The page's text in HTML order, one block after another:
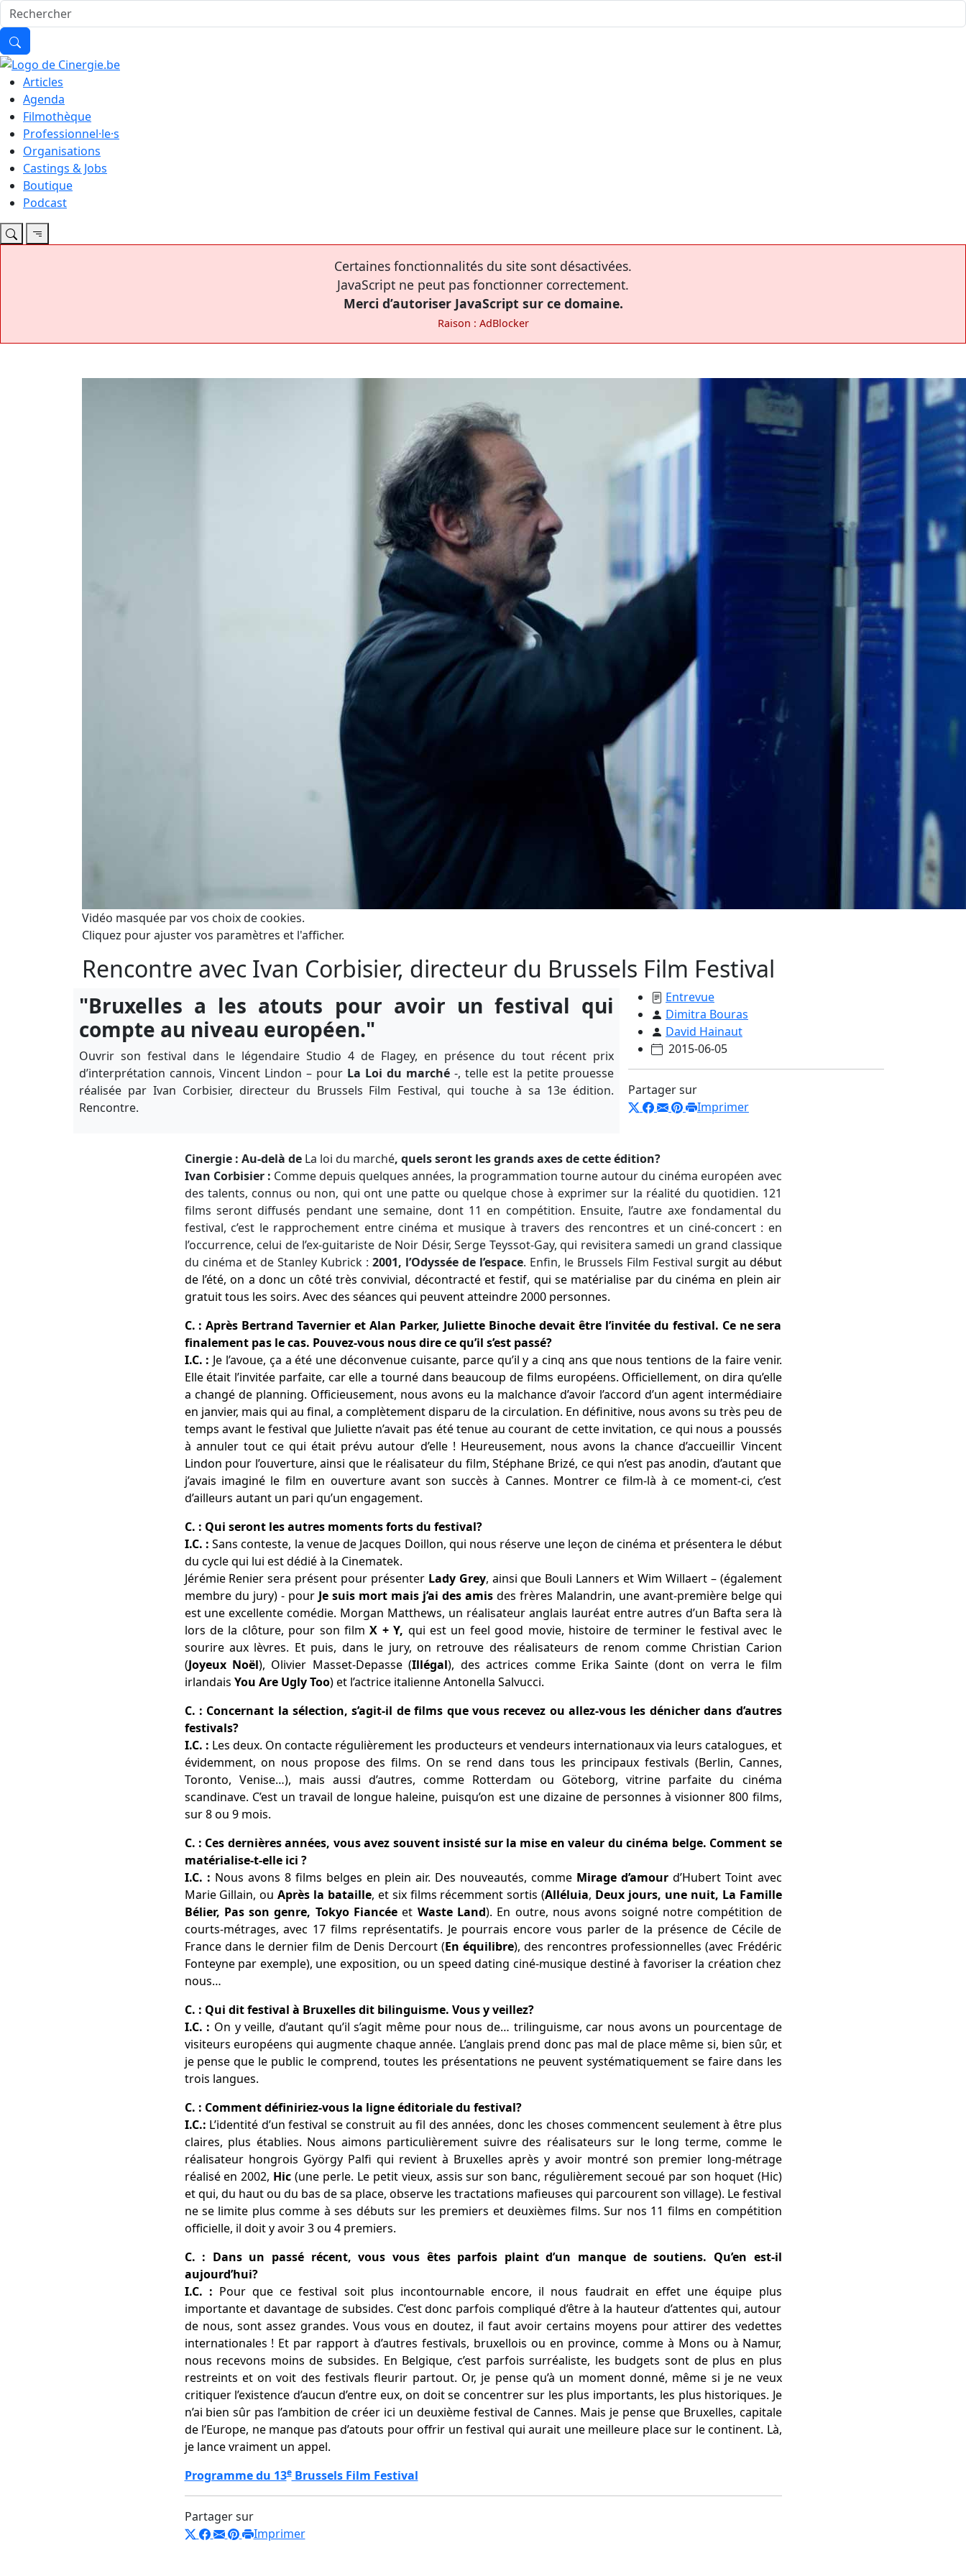
Articles
Agenda
Filmothèque
Professionnel·le·s
Organisations
Castings & Jobs
Boutique
Podcast
Certaines fonctionnalités du site sont désactivées.
JavaScript ne peut pas fonctionner correctement.
Merci d’autoriser JavaScript sur ce domaine.
Raison : AdBlocker
Vidéo masquée par vos choix de cookies.
Cliquez pour ajuster vos paramètres et l'afficher.
Rencontre avec Ivan Corbisier, directeur du Brussels Film Festival
"Bruxelles a les atouts pour avoir un festival qui
compte au niveau européen."
Ouvrir son festival dans le légendaire Studio 4 de Flagey, en présence du tout récent prix
d’interprétation cannois, Vincent Lindon – pour La Loi du marché -, telle est la petite prouesse
réalisée par Ivan Corbisier, directeur du Brussels Film Festival, qui touche à sa 13e édition.
Rencontre.
Entrevue
Dimitra Bouras
David Hainaut
2015-06-05
Partager sur
Imprimer
Cinergie : Au-delà de La loi du marché, quels seront les grands axes de cette édition?
Ivan Corbisier : Comme depuis quelques années, la programmation tourne autour du cinéma européen avec
des talents, connus ou non, qui ont une patte ou quelque chose à exprimer sur la réalité du quotidien. 121
films seront diffusés pendant une semaine, dont 11 en compétition. Ensuite, l’autre axe fondamental du
festival, c’est le rapprochement entre cinéma et musique à travers des rencontres et un ciné-concert : en
l’occurrence, celui de l’ex-guitariste de Noir Désir, Serge Teyssot-Gay, qui revisitera samedi un grand classique
du cinéma et de Stanley Kubrick : 2001, l’Odyssée de l’espace. Enfin, le Brussels Film Festival surgit au début
de l’été, on a donc un côté très convivial, décontracté et festif, qui se matérialise par du cinéma en plein air
gratuit tous les soirs. Avec des séances qui peuvent atteindre 2000 personnes.
C. : Après Bertrand Tavernier et Alan Parker, Juliette Binoche devait être l’invitée du festival. Ce ne sera
finalement pas le cas. Pouvez-vous nous dire ce qu’il s’est passé?
I.C. : Je l’avoue, ça a été une déconvenue cuisante, parce qu’il y a cinq ans que nous tentions de la faire venir.
Elle était l’invitée parfaite, car elle a tourné dans beaucoup de films européens. Officiellement, on dira qu’elle
a changé de planning. Officieusement, nous avons eu la malchance d’avoir l’accord d’un agent intermédiaire
en janvier, mais qui au final, a complètement disparu de la circulation. En définitive, nous avons su très peu de
temps avant le festival que Juliette n’avait pas été tenue au courant de cette invitation, ce qui nous a poussés
à annuler tout ce qui était prévu autour d’elle ! Heureusement, nous avons la chance d’accueillir Vincent
Lindon pour l’ouverture, ainsi que le réalisateur du film, Stéphane Brizé, ce qui n’est pas anodin, d’autant que
j’avais imaginé le film en ouverture avant son succès à Cannes. Montrer ce film-là à ce moment-ci, c’est
d’ailleurs autant un pari qu’un engagement.
C. : Qui seront les autres moments forts du festival?
I.C. : Sans conteste, la venue de Jacques Doillon, qui nous réserve une leçon de cinéma et présentera le début
du cycle qui lui est dédié à la Cinematek.
Jérémie Renier sera présent pour présenter Lady Grey, ainsi que Bouli Lanners et Wim Willaert – (également
membre du jury) - pour Je suis mort mais j’ai des amis des frères Malandrin, une avant-première belge qui
est une excellente comédie. Morgan Matthews, un réalisateur anglais lauréat entre autres d’un Bafta sera là
lors de la clôture, pour son filmX + Y, qui est un feel good movie, histoire de terminer le festival avec le
sourire aux lèvres. Et puis, dans le jury, on retrouve des réalisateurs de renom comme Christian Carion
(Joyeux Noël), Olivier Masset-Depasse (Illégal), des actrices comme Erika Sainte (dont on verra le film
irlandais You Are Ugly Too) et l’actrice italienne Antonella Salvucci.
C. : Concernant la sélection, s’agit-il de films que vous recevez ou allez-vous les dénicher dans d’autres
festivals?
I.C. : Les deux. On contacte régulièrement les producteurs et vendeurs internationaux via leurs catalogues, et
évidemment, on nous propose des films. On se rend dans tous les principaux festivals (Berlin, Cannes,
Toronto, Venise…), mais aussi d’autres, comme Rotterdam ou Göteborg, vitrine parfaite du cinéma
scandinave. C’est un travail de longue haleine, puisqu’on est une dizaine de personnes à visionner 800 films,
sur 8 ou 9 mois.
C. : Ces dernières années, vous avez souvent insisté sur la mise en valeur du cinéma belge. Comment se
matérialise-t-elle ici ?
I.C. : Nous avons 8 films belges en plein air. Des nouveautés, comme Mirage d’amourd’Hubert Toint avec
Marie Gillain, ouAprès la bataille, et six films récemment sortis (Alléluia, Deux jours, une nuit, La Famille
Bélier, Pas son genre, Tokyo Fiancéeet Waste Land). En outre, nous avons soigné notre compétition de
courts-métrages, avec 17 films représentatifs. Je pourrais encore vous parler de la présence de Cécile de
France dans le dernier film de Denis Dercourt (En équilibre), des rencontres professionnelles (avec Frédéric
Fonteyne par exemple), une exposition, ou un speed dating ciné-musique destiné à favoriser la création chez
nous…
C. : Qui dit festival à Bruxelles dit bilinguisme. Vous y veillez?
I.C. : On y veille, d’autant qu’il s’agit même pour nous de… trilinguisme, car nous avons un pourcentage de
visiteurs européens qui augmente chaque année. L’anglais prend donc pas mal de place même si, bien sûr, et
je pense que le public le comprend, toutes les présentations ne peuvent systématiquement se faire dans les
trois langues.
C. : Comment définiriez-vous la ligne éditoriale du festival?
I.C.: L’identité d’un festival se construit au fil des années, donc les choses commencent seulement à être plus
claires, plus établies. Nous aimons particulièrement suivre des réalisateurs sur le long terme, comme le
réalisateur hongrois György Palfi qui revient à Bruxelles après y avoir montré son premier long-métrage
réalisé en 2002, Hic (une perle. Le petit vieux, assis sur son banc, régulièrement secoué par son hoquet (Hic)
et qui, du haut ou du bas de sa place, observe les tractations mafieuses qui parcourent son village). Le festival
ne se limite plus comme à ses débuts sur les premiers et deuxièmes films. Sur nos 11 films en compétition
officielle, il doit y avoir 3 ou 4 premiers.
C. : Dans un passé récent, vous vous êtes parfois plaint d’un manque de soutiens. Qu’en est-il
aujourd’hui?
I.C. : Pour que ce festival soit plus incontournable encore, il nous faudrait en effet une équipe plus
importante et davantage de subsides. C’est donc parfois compliqué d’être à la hauteur d’attentes qui, autour
de nous, sont assez grandes. Vous vous en doutez, il faut avoir certains moyens pour attirer des vedettes
internationales ! Et par rapport à d’autres festivals, bruxellois ou en province, comme à Mons ou à Namur,
nous recevons moins de subsides. En Belgique, c’est parfois surréaliste, les budgets sont de plus en plus
restreints et on voit des festivals fleurir partout. Or, je pense qu’à un moment donné, même si je ne veux
critiquer l’existence d’aucun d’entre eux, on doit se concentrer sur les plus importants, les plus historiques. Je
n’ai bien sûr pas l’ambition de créer ici un deuxième festival de Cannes. Mais je pense que Bruxelles, capitale
de l’Europe, ne manque pas d’atouts pour offrir un festival qui aurait une meilleure place sur le continent. Là,
je lance vraiment un appel.
Programme du 13eBrussels Film Festival
Partager sur
Imprimer